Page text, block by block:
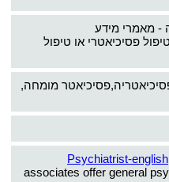
- מאמרי מידע
פסיכיאטרי או טיפול
מומחה,
Psychiatrist-english
associates offer general